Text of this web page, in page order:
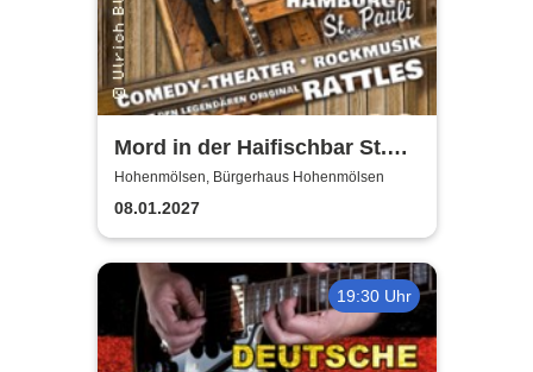
Mord in der Haifischbar St.
Pauli - Theater IK's & The
Rattles - Theater & Musik
Hohenmölsen, Bürgerhaus Hohenmölsen
08.01.2027
19:30 Uhr